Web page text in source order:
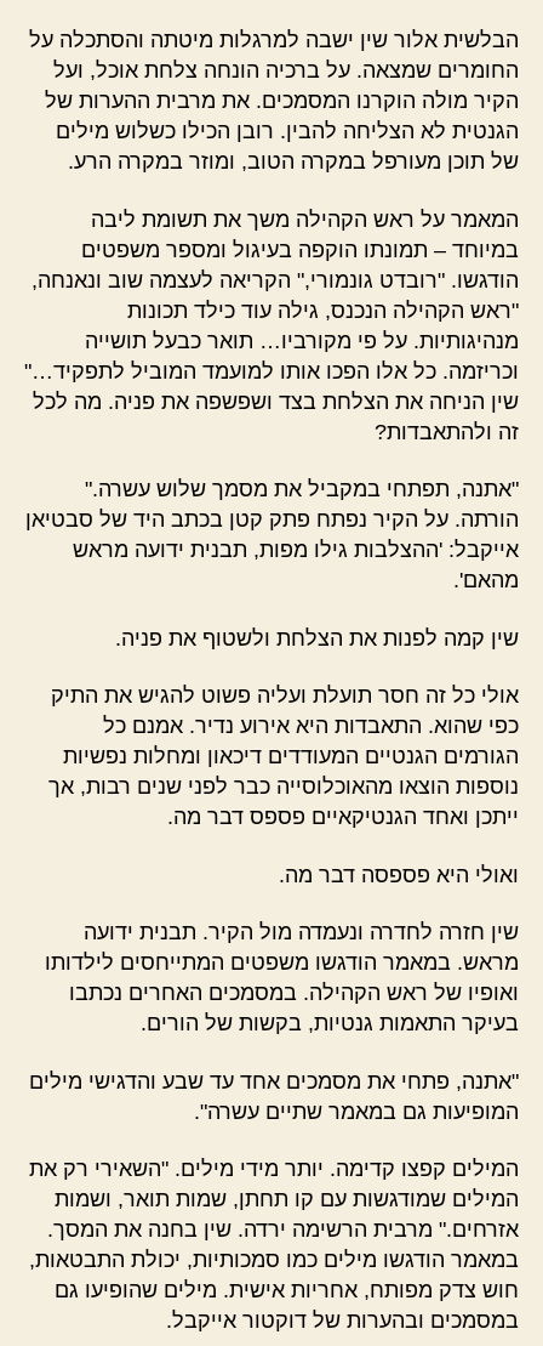
הבלשית אלור שין ישבה למרגלות מיטתה והסתכלה על
החומרים שמצאה. על ברכיה הונחה צלחת אוכל, ועל
הקיר מולה הוקרנו המסמכים. את מרבית ההערות של
הגנטית לא הצליחה להבין. רובן הכילו כשלוש מילים
של תוכן מעורפל במקרה הטוב, ומוזר במקרה הרע.
המאמר על ראש הקהילה משך את תשומת ליבה
במיוחד – תמונתו הוקפה בעיגול ומספר משפטים
הודגשו. "רובדט גונמורי," הקריאה לעצמה שוב ונאנחה,
"ראש הקהילה הנכנס, גילה עוד כילד תכונות
מנהיגותיות. על פי מקורביו… תואר כבעל תושייה
וכריזמה. כל אלו הפכו אותו למועמד המוביל לתפקיד…"
שין הניחה את הצלחת בצד ושפשפה את פניה. מה לכל
זה ולהתאבדות?
"אתנה, תפתחי במקביל את מסמך שלוש עשרה."
הורתה. על הקיר נפתח פתק קטן בכתב היד של סבטיאן
אייקבל: 'ההצלבות גילו מפות, תבנית ידועה מראש
מהאם'.
שין קמה לפנות את הצלחת ולשטוף את פניה.
אולי כל זה חסר תועלת ועליה פשוט להגיש את התיק
כפי שהוא. התאבדות היא אירוע נדיר. אמנם כל
הגורמים הגנטיים המעודדים דיכאון ומחלות נפשיות
נוספות הוצאו מהאוכלוסייה כבר לפני שנים רבות, אך
ייתכן ואחד הגנטיקאיים פספס דבר מה.
ואולי היא פספסה דבר מה.
שין חזרה לחדרה ונעמדה מול הקיר. תבנית ידועה
מראש. במאמר הודגשו משפטים המתייחסים לילדותו
ואופיו של ראש הקהילה. במסמכים האחרים נכתבו
בעיקר התאמות גנטיות, בקשות של הורים.
"אתנה, פתחי את מסמכים אחד עד שבע והדגישי מילים
המופיעות גם במאמר שתיים עשרה".
המילים קפצו קדימה. יותר מידי מילים. "השאירי רק את
המילים שמודגשות עם קו תחתן, שמות תואר, ושמות
אזרחים." מרבית הרשימה ירדה. שין בחנה את המסך.
במאמר הודגשו מילים כמו סמכותיות, יכולת התבטאות,
חוש צדק מפותח, אחריות אישית. מילים שהופיעו גם
במסמכים ובהערות של דוקטור אייקבל.